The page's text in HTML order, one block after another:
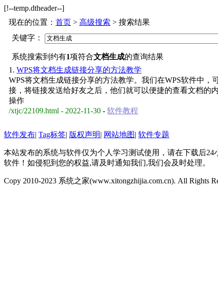
[!--temp.dtheader--]
现在的位置： 首页 > 高级搜索 > 搜索结果
关键字：
系统搜索到约有1项符合文档生成的查询结果
1. WPS将文档生成链接分享的方法教学
WPS将文档生成链接分享的方法教学。我们在WPS软件中
接，将链接发送给好友之后，他们就可以便捷的查看文档的
操作
/xtjc/22109.html - 2022-11-30 - 软件教程
软件发布| Tag标签| 版权声明| 网站地图| 软件专题
本站发布的系统与软件仅为个人学习测试使用，请在下载后
软件！如侵犯到您的权益,请及时通知我们,我们会及时处理。
Copy 2010-2023 系统之家(www.xitongzhijia.com.cn). All Rights